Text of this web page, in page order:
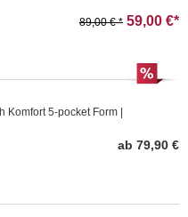
89,00 € * 59,00 €*
Komfort 5-pocket Form |
ab 79,90 €